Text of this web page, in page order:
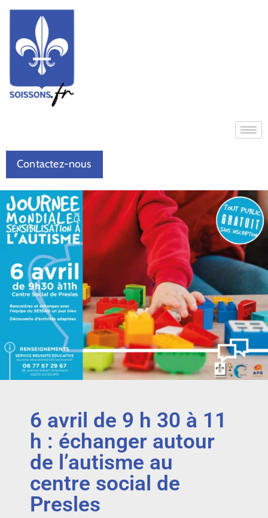
Contactez-nous
6 avril de 9 h 30 à 11
h : échanger autour
de l’autisme au
centre social de
Presles